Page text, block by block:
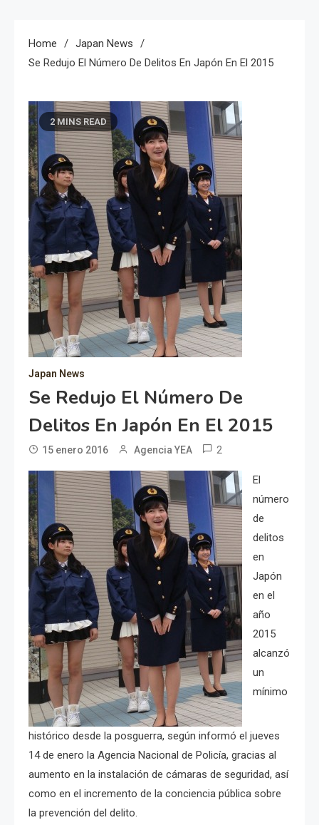
Home
Japan News
Se Redujo El Número De Delitos En Japón En El 2015
2 MINS READ
Japan News
Se Redujo El Número De
Delitos En Japón En El 2015
15 enero 2016 Agencia YEA 2
El
número
de
delitos
en
Japón
en el
año
2015
alcanzó
un
mínimo
histórico desde la posguerra, según informó el jueves
14 de enero la Agencia Nacional de Policía, gracias al
aumento en la instalación de cámaras de seguridad, así
como en el incremento de la conciencia pública sobre
la prevención del delito.